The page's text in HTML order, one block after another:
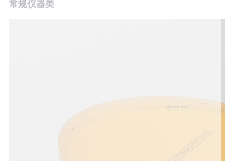
常规仪器类